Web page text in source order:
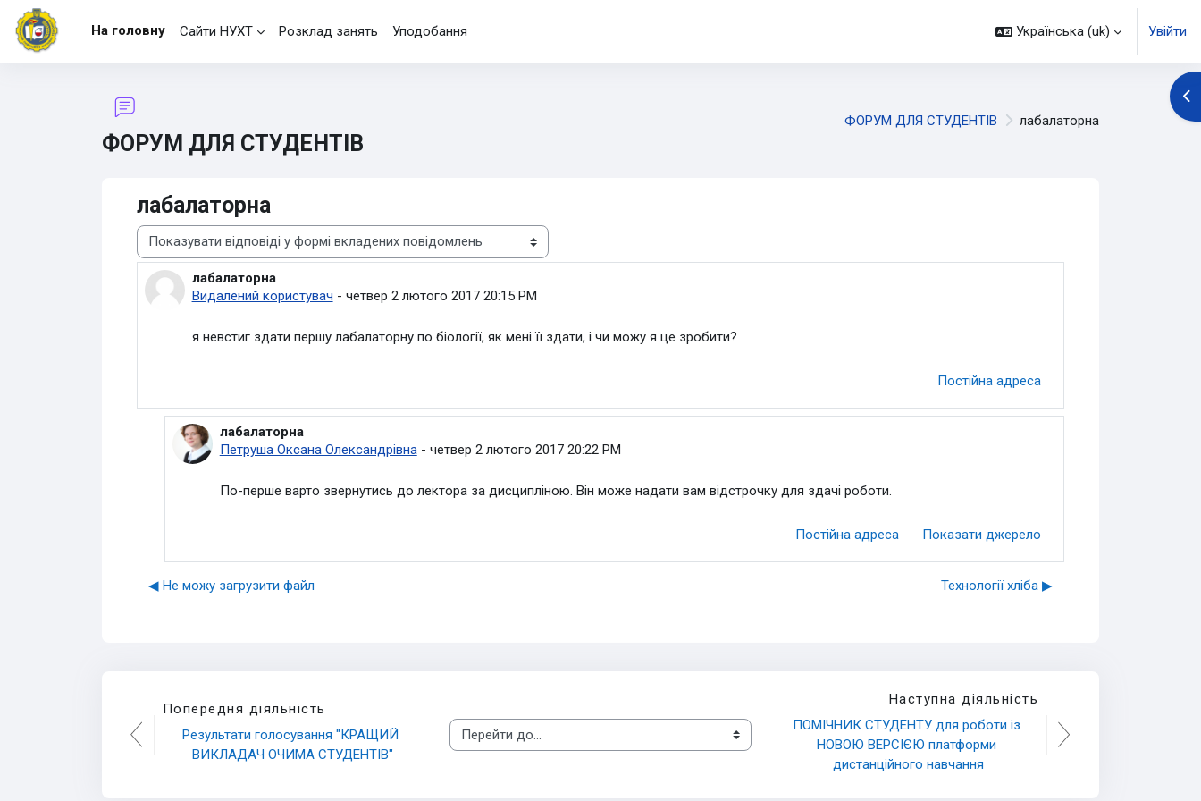
Перейти до головного вмісту
На головну
Сайти НУХТ Розклад занять Уподобання Українська ‎(uk)‎ Увійти
ФОРУМ ДЛЯ СТУДЕНТІВ
ФОРУМ ДЛЯ СТУДЕНТІВ лабалаторна
лабалаторна
Тип показу
лабалаторна
Видалений користувач - четвер 2 лютого 2017 20:15 PM
Кількість відповідей: 1
я невстиг здати першу лабалаторну по біології, як мені її здати, і чи можу я це зробити?
Постійна адреса
У відповідь на Видалений користувач
лабалаторна
Петруша Оксана Олександрівна- четвер 2 лютого 2017 20:22 PM
По-перше варто звернутись до лектора за дисципліною. Він може надати вам відстрочку для здачі роботи.
Постійна адреса Показати джерело
◀︎ Не можу загрузити файл Технології хліба ▶︎
Попередня діяльність
Результати голосування "КРАЩИЙ
ВИКЛАДАЧ ОЧИМА СТУДЕНТІВ"
Перейти до...
Наступна діяльність
ПОМІЧНИК СТУДЕНТУ для роботи із
НОВОЮ ВЕРСІЄЮ платформи
дистанційного навчання